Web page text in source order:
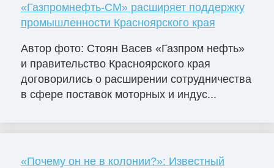
«Газпромнефть-СМ» расширяет поддержку
промышленности Красноярского края
Автор фото: Стоян Васев «Газпром нефть»
и правительство Красноярского края
договорились о расширении сотрудничества
в сфере поставок моторных и индус...
«Почему он не в колонии?»: Известный